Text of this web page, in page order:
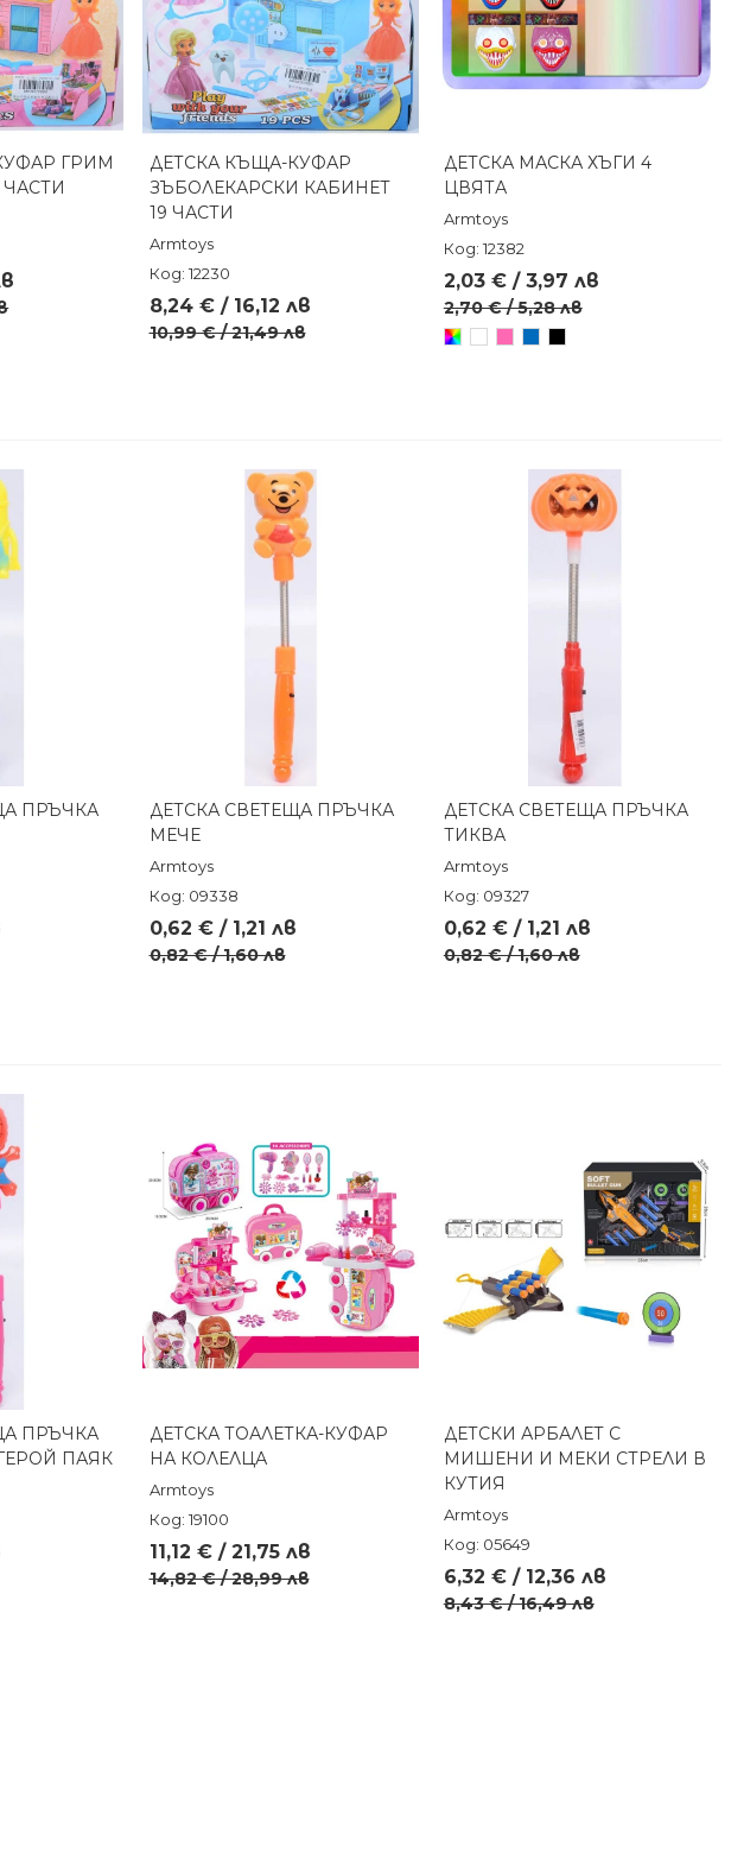
ГРИМ
Бърз преглед
ДЕТСКА КЪЩА-КУФАР
ЗЪБОЛЕКАРСКИ КАБИНЕТ
19 ЧАСТИ
Armtoys
Код: 12230
8,24 € / 16,12 лв
10,99 € / 21,49 лв
Бърз преглед
ДЕТСКА МАСКА ХЪГИ 4
ЦВЯТА
Armtoys
Код: 12382
2,03 € / 3,97 лв
2,70 € / 5,28 лв
Произволен/
ПРЪЧКА
Бърз преглед
ДЕТСКА СВЕТЕЩА ПРЪЧКА
МЕЧЕ
Armtoys
Код: 09338
0,62 € / 1,21 лв
0,82 € / 1,60 лв
Бърз преглед
ДЕТСКА СВЕТЕЩА ПРЪЧКА
ТИКВА
Armtoys
Код: 09327
0,62 € / 1,21 лв
0,82 € / 1,60 лв
ПРЪЧКА
ПАЯК
Бърз преглед
ДЕТСКА ТОАЛЕТКА-КУФАР
НА КОЛЕЛЦА
Armtoys
Код: 19100
11,12 € / 21,75 лв
14,82 € / 28,99 лв
Бърз преглед
ДЕТСКИ АРБАЛЕТ С
МИШЕНИ И МЕКИ СТРЕЛИ В
КУТИЯ
Armtoys
Код: 05649
6,32 € / 12,36 лв
8,43 € / 16,49 лв